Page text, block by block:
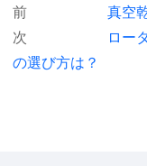
前
真空
次
ロー
の選び方は？